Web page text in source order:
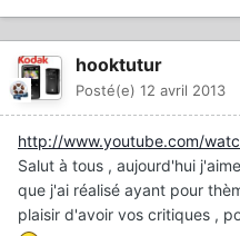
hooktutur
Posté(e) 12 avril 2013
http://www.youtube.com/
Salut à tous , aujourd'hui
que j'ai réalisé ayant pour
plaisir d'avoir vos critiques ,